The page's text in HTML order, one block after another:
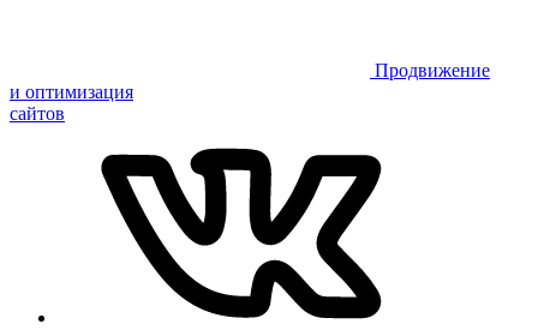
Продвижение
и оптимизация
сайтов